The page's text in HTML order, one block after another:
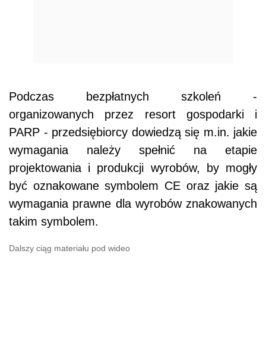
Podczas bezpłatnych szkoleń -
organizowanych przez resort gospodarki i
PARP - przedsiębiorcy dowiedzą się m.in. jakie
wymagania należy spełnić na etapie
projektowania i produkcji wyrobów, by mogły
być oznakowane symbolem CE oraz jakie są
wymagania prawne dla wyrobów znakowanych
takim symbolem.
Dalszy ciąg materiału pod wideo